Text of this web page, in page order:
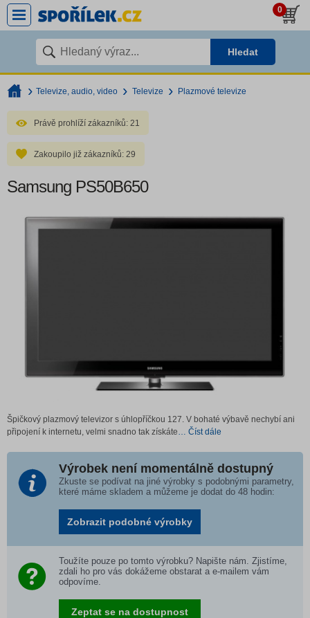
0
Hledat
Televize, audio, video Televize Plazmové televize
Právě prohlíží zákazníků: 21
Zakoupilo již zákazníků: 29
Samsung PS50B650
Špičkový plazmový televizor s úhlopříčkou 127. V bohaté výbavě nechybí ani
připojení k internetu, velmi snadno tak získáte … Číst dále
Výrobek není momentálně dostupný
Zkuste se podívat na jiné výrobky s podobnými parametry,
které máme skladem a můžeme je dodat do 48 hodin:
Zobrazit podobné výrobky
Toužíte pouze po tomto výrobku? Napište nám. Zjistíme,
zdali ho pro vás dokážeme obstarat a e-mailem vám
odpovíme.
Zeptat se na dostupnost